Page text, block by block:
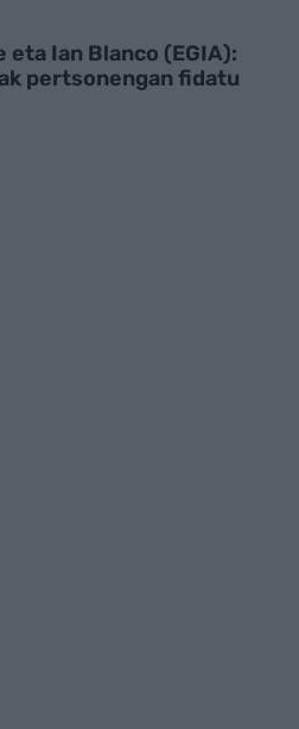
eta Ian Blanco (EGIA):
pertsonengan fidatu